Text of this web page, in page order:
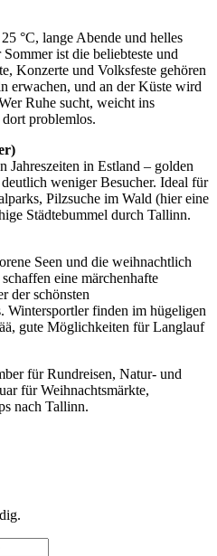
°C, lange Abende und helles
ist die beliebteste und
Konzerte und Volksfeste gehören
erwachen, und an der Küste wird
Ruhe sucht, weicht ins
problemlos.
Jahreszeiten in Estland – golden
weniger Besucher. Ideal für
Pilzsuche im Wald (hier eine
Städtebummel durch Tallinn.
Seen und die weihnachtlich
eine märchenhafte
der schönsten
Wintersportler finden im hügeligen
gute Möglichkeiten für Langlauf
für Rundreisen, Natur- und
für Weihnachtsmärkte,
nach Tallinn.